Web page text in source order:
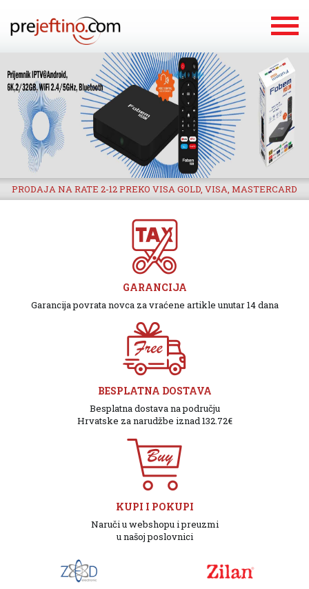
PRODAJA NA RATE 2-12 PREKO VISA GOLD, VISA, MASTERCARD
GARANCIJA
Garancija povrata novca za vraćene artikle unutar 14 dana
BESPLATNA DOSTAVA
Besplatna dostava na području
Hrvatske za narudžbe iznad 132.72€
KUPI I POKUPI
Naruči u webshopu i preuzmi
u našoj poslovnici